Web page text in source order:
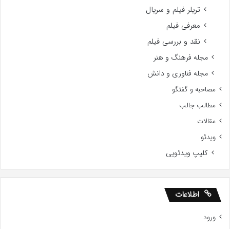
تریلر فیلم و سریال
معرفی فیلم
نقد و بررسی فیلم
مجله فرهنگ و هنر
مجله فناوری و دانش
مصاحبه و گفتگو
مطالب جالب
مقالات
ویدئو
کلیپ ویدئویی
اطلاعات
ورود